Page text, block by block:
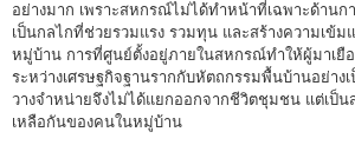
อย่างมาก เพราะสหกรณ์ไม่ได้ทำหน้าที่เฉพาะด้านก
เป็นกลไกที่ช่วยรวมแรง รวมทุน และสร้างความเข้
หมู่บ้าน การที่ศูนย์ตั้งอยู่ภายในสหกรณ์ทำให้ผู้มาเยื
ระหว่างเศรษฐกิจฐานรากกับหัตถกรรมพื้นบ้านอย่าง
วางจำหน่ายจึงไม่ได้แยกออกจากชีวิตชุมชน แต่เป็น
เหลือกันของคนในหมู่บ้าน